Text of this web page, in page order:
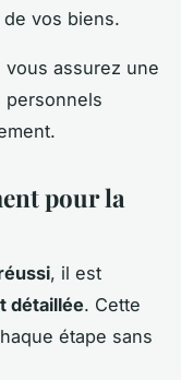
vos biens.
vous assurez une
pour la
, il est
détaillée. Cette
étape sans